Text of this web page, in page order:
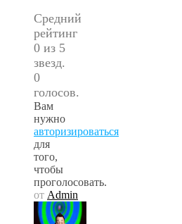
Средний
рейтинг
0 из 5
звезд.
0
голосов.
Вам
нужно
авторизироваться
для
того,
чтобы
проголосовать.
от Admin